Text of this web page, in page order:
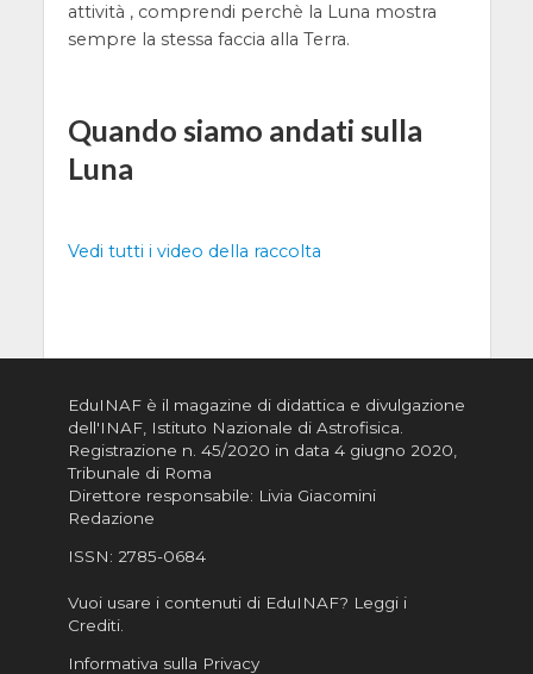
attività , comprendi perchè la Luna mostra
sempre la stessa faccia alla Terra.
Quando siamo andati sulla
Luna
Vedi tutti i video della raccolta
EduINAF è il magazine di didattica e divulgazione
dell'INAF, Istituto Nazionale di Astrofisica
Registrazione n. 45/2020 in data 4 giugno 2020,
Tribunale di Roma
Direttore responsabile: Livia Giacomini
Redazione
ISSN: 2785-0684
Vuoi usare i contenuti di EduINAF? Leggi i
Crediti.
Informativa sulla Privacy